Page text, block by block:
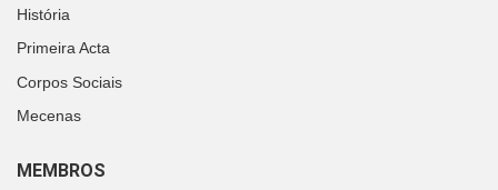
História
Primeira Acta
Corpos Sociais
Mecenas
MEMBROS